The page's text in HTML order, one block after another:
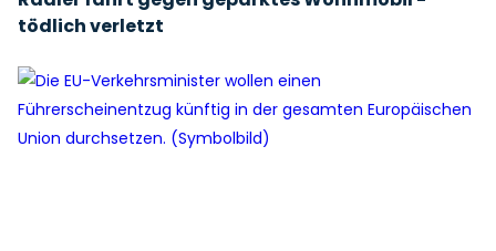
tödlich verletzt